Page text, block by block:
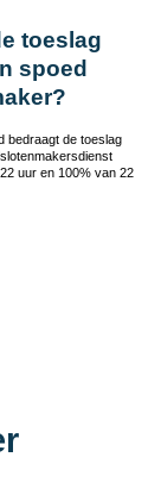
toeslag
spoed
bedraagt de toeslag
uur en 100% van 22